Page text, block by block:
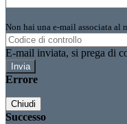
Non hai una e-mail associata al
E-mail inviata, si prega di
Errore
Chiudi
Successo